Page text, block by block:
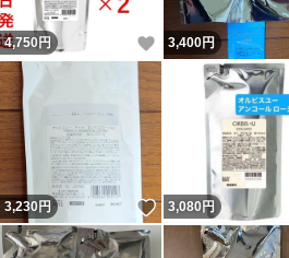
4,750 円 いいね！
3,400円
3,230円 いいね！
3,080 円